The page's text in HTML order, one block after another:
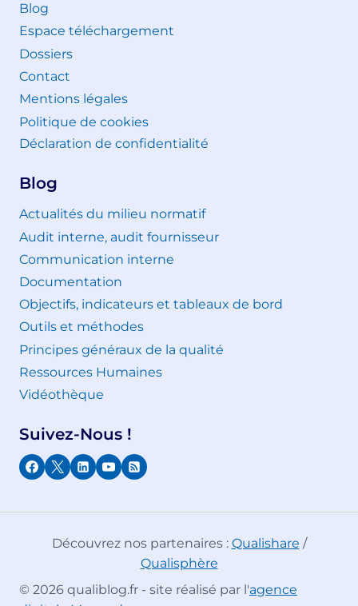
Blog
Espace téléchargement
Dossiers
Contact
Mentions légales
Politique de cookies
Déclaration de confidentialité
Blog
Actualités du milieu normatif
Audit interne, audit fournisseur
Communication interne
Documentation
Objectifs, indicateurs et tableaux de bord
Outils et méthodes
Principes généraux de la qualité
Ressources Humaines
Vidéothèque
Suivez-Nous !
Découvrez nos partenaires : Qualishare /
Qualisphère
© 2026 qualiblog.fr - site réalisé par l'agence